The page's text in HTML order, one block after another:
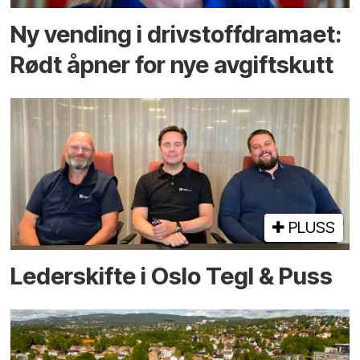
Ny vending i drivstoffdramaet:
Rødt åpner for nye avgiftskutt
PLUSS
Lederskifte i Oslo Tegl & Puss